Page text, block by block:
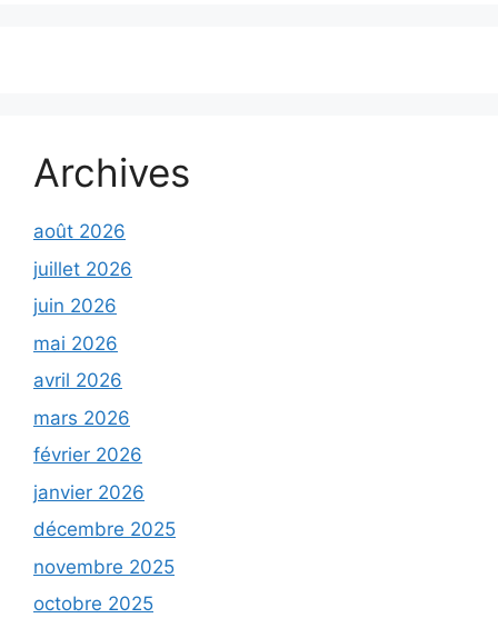
Archives
août 2026
juillet 2026
juin 2026
mai 2026
avril 2026
mars 2026
février 2026
janvier 2026
décembre 2025
novembre 2025
octobre 2025